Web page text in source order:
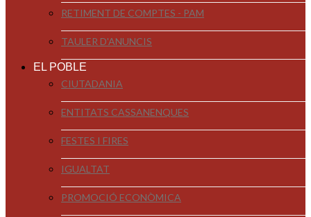
RETIMENT DE COMPTES - PAM
TAULER D'ANUNCIS
EL POBLE
CIUTADANIA
ENTITATS CASSANENQUES
FESTES I FIRES
IGUALTAT
PROMOCIÓ ECONÒMICA